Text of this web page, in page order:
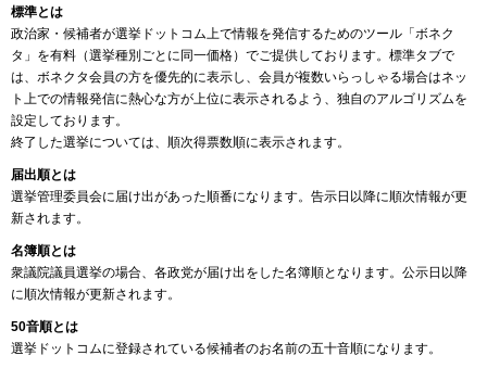
標準とは
政治家・候補者が選挙ドットコム上で情報を発信するためのツール「ボネク
タ」を有料（選挙種別ごとに同一価格）でご提供しております。標準タブで
は、ボネクタ会員の方を優先的に表示し、会員が複数いらっしゃる場合はネッ
ト上での情報発信に熱心な方が上位に表示されるよう、独自のアルゴリズムを
設定しております。
終了した選挙については、順次得票数順に表示されます。
届出順とは
選挙管理委員会に届け出があった順番になります。告示日以降に順次情報が更
新されます。
名簿順とは
衆議院議員選挙の場合、各政党が届け出をした名簿順となります。公示日以降
に順次情報が更新されます。
50音順とは
選挙ドットコムに登録されている候補者のお名前の五十音順になります。